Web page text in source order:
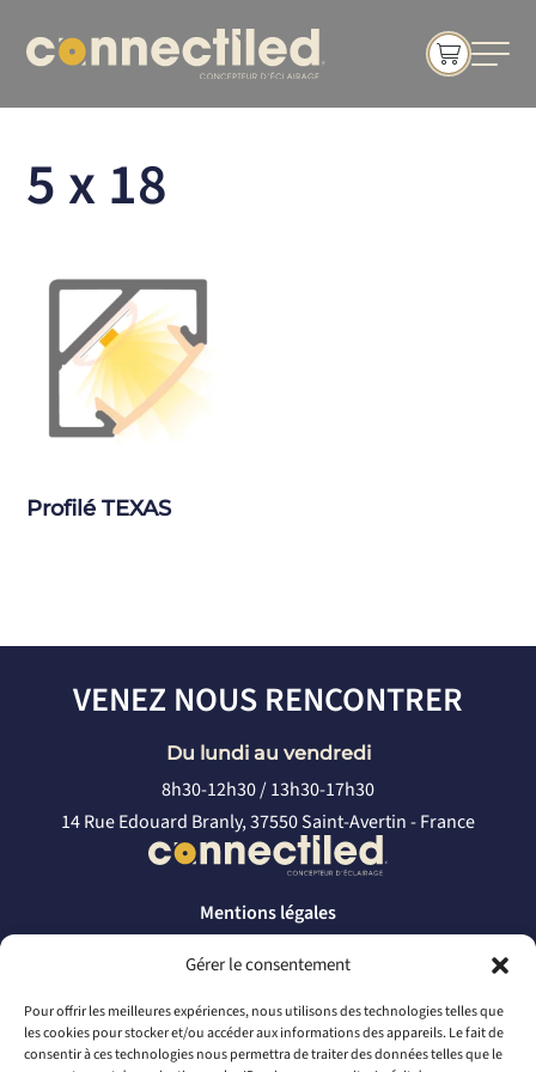
Gérer le consentement
Pour offrir les meilleures expériences, nous utilisons des technologies telles que
les cookies pour stocker et/ou accéder aux informations des appareils. Le fait de
consentir à ces technologies nous permettra de traiter des données telles que le
5 x 18
Profilé TEXAS
VENEZ NOUS RENCONTRER
Du lundi au vendredi
8h30-12h30 / 13h30-17h30
14 Rue Edouard Branly, 37550 Saint-Avertin - France
Mentions légales
Politique de confidentialité
CONTACTEZ-NOUS
par téléphone